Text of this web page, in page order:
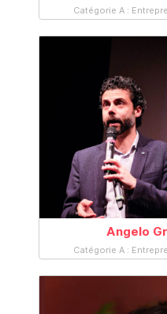
Catégorie A :
Angelo
Catégorie A :